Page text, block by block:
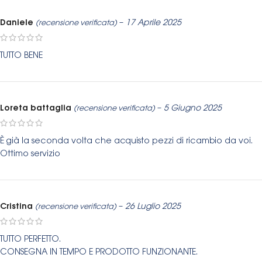
Daniele (recensione verificata) – 17 Aprile 2025
TUTTO BENE
Loreta battaglia (recensione verificata) – 5 Giugno 2025
È già la seconda volta che acquisto pezzi di ricambio da voi.
Ottimo servizio
Cristina (recensione verificata) – 26 Luglio 2025
TUTTO PERFETTO.
CONSEGNA IN TEMPO E PRODOTTO FUNZIONANTE.